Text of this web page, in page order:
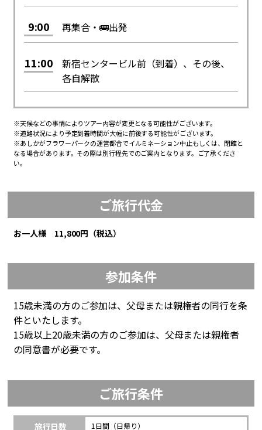
9:00 再集合・🚌出発
11:00
新宿センタービル前（到着）、その後、
各自解散
※天候などの事情によりツアー内容が変更となる可能性がございます。
※道路状況により予定到着時間が大幅に前後する可能性がございます。
※あしかがフラワーパークの運営都合でイルミネーション中止もしくは、閉館と
なる場合があります。その際は別行程先でのご案内となります。ご了承くださ
い。
ご旅行代金
お一人様 11,800円（税込）
参加条件
15歳未満の方のご参加は、父母または親権者の同行を条
件といたします。
15歳以上20歳未満の方のご参加は、父母または親権者
の同意書が必要です。
ご旅行条件
旅行日数 1日間（日帰り）